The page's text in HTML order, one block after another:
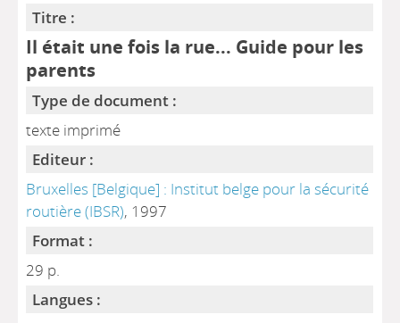
Titre :
Il était une fois la rue... Guide pour les
parents
Type de document :
texte imprimé
Editeur :
Bruxelles [Belgique] : Institut belge pour la sécurité
routière (IBSR), 1997
Format :
29 p.
Langues :